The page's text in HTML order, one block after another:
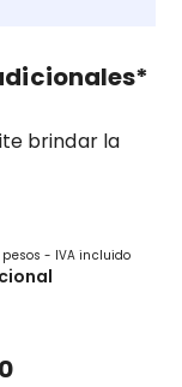
brindar la
- IVA incluido